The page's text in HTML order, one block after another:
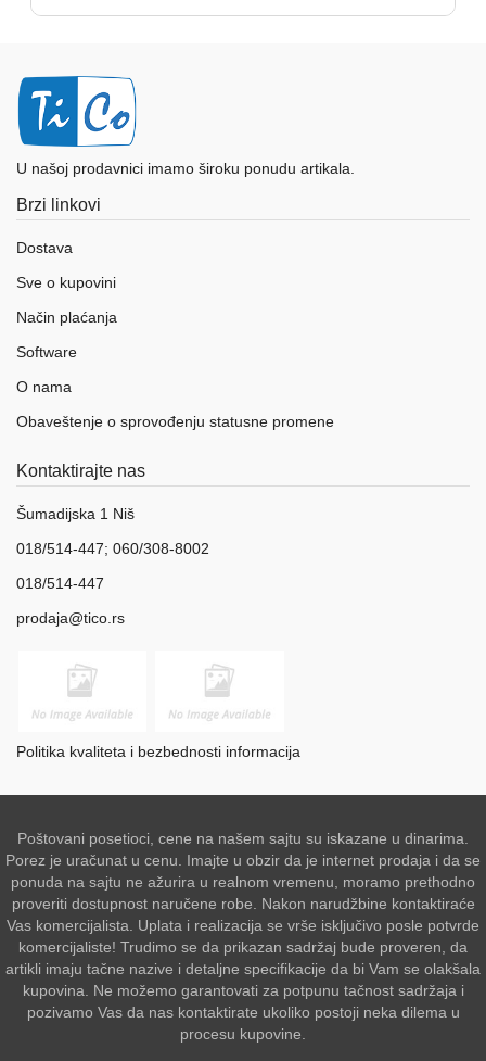
U našoj prodavnici imamo široku ponudu artikala.
Brzi linkovi
Dostava
Sve o kupovini
Način plaćanja
Software
O nama
Obaveštenje o sprovođenju statusne promene
Kontaktirajte nas
Šumadijska 1 Niš
018/514-447; 060/308-8002
018/514-447
prodaja@tico.rs
Politika kvaliteta i bezbednosti informacija
Poštovani posetioci, cene na našem sajtu su iskazane u dinarima.
Porez je uračunat u cenu. Imajte u obzir da je internet prodaja i da se
ponuda na sajtu ne ažurira u realnom vremenu, moramo prethodno
proveriti dostupnost naručene robe. Nakon narudžbine kontaktiraće
Vas komercijalista. Uplata i realizacija se vrše isključivo posle potvrde
komercijaliste! Trudimo se da prikazan sadržaj bude proveren, da
artikli imaju tačne nazive i detaljne specifikacije da bi Vam se olakšala
kupovina. Ne možemo garantovati za potpunu tačnost sadržaja i
pozivamo Vas da nas kontaktirate ukoliko postoji neka dilema u
procesu kupovine.